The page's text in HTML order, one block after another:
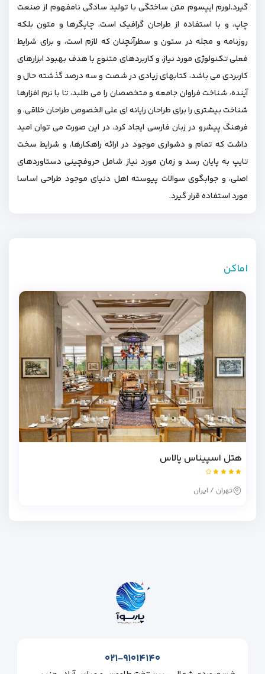
گیرد.لورم ایپسوم متن ساختگی با تولید سادگی نامفهوم از صنعت
چاپ، و با استفاده از طراحان گرافیک است، چاپگرها و متون بلکه
روزنامه و مجله در ستون و سطرآنچنان که لازم است، و برای شرایط
فعلی تکنولوژی مورد نیاز، و کاربردهای متنوع با هدف بهبود ابزارهای
کاربردی می باشد، کتابهای زیادی در شصت و سه درصد گذشته حال و
آینده، شناخت فراوان جامعه و متخصصان را می طلبد، تا با نرم افزارها
شناخت بیشتری را برای طراحان رایانه ای علی الخصوص طراحان خلاقی، و
فرهنگ پیشرو در زبان فارسی ایجاد کرد، در این صورت می توان امید
داشت که تمام و دشواری موجود در ارائه راهکارها، و شرایط سخت
تایپ به پایان رسد و زمان مورد نیاز شامل حروفچینی دستاوردهای
اصلی، و جوابگوی سوالات پیوسته اهل دنیای موجود طراحی اساسا
مورد استفاده قرار گیرد.
اماکن
هتل اسپیناس پالاس
تهران / ایران
۰۲۱-۹۱۰۱۴۱۴۰